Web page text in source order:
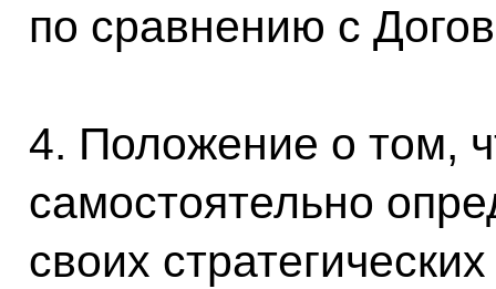
по сравнению с
4. Положение о том,
самостоятельно
своих